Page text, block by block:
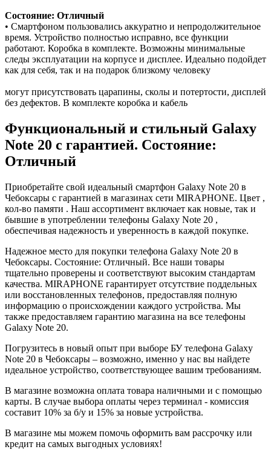
Состояние: Отличный
• Смартфоном пользовались аккуратно и непродолжительное
время. Устройство полностью исправно, все функции
работают. Коробка в комплекте. Возможны минимальные
следы эксплуатации на корпусе и дисплее. Идеально подойдет
как для себя, так и на подарок близкому человеку
могут присутствовать царапины, сколы и потертости, дисплей
без дефектов. В комплекте коробка и кабель
Функциональный и стильный Galaxy
Note 20 с гарантией. Состояние:
Отличный
Приобретайте свой идеальный смартфон Galaxy Note 20 в
Чебоксары с гарантией в магазинах сети MIRAPHONE. Цвет ,
кол-во памяти . Наш ассортимент включает как новые, так и
бывшие в употреблении телефоны Galaxy Note 20 ,
обеспечивая надежность и уверенность в каждой покупке.
Надежное место для покупки телефона Galaxy Note 20 в
Чебоксары. Состояние: Отличный. Все наши товары
тщательно проверены и соответствуют высоким стандартам
качества. MIRAPHONE гарантирует отсутствие поддельных
или восстановленных телефонов, предоставляя полную
информацию о происхождении каждого устройства. Мы
также предоставляем гарантию магазина на все телефоны
Galaxy Note 20.
Погрузитесь в новый опыт при выборе БУ телефона Galaxy
Note 20 в Чебоксары – возможно, именно у нас вы найдете
идеальное устройство, соответствующее вашим требованиям.
В магазине возможна оплата товара наличными и с помощью
карты. В случае выбора оплаты через терминал - комиссия
составит 10% за б/у и 15% за новые устройства.
В магазине мы можем помочь оформить вам рассрочку или
кредит на самых выгодных условиях!